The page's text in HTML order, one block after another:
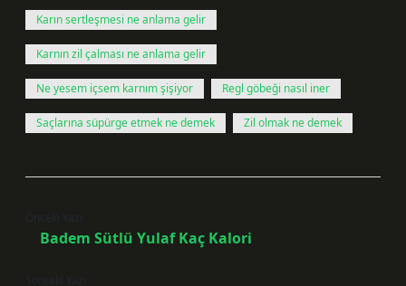
Karın sertleşmesi ne anlama gelir
Karnın zil çalması ne anlama gelir
Ne yesem içsem karnım şişiyor Regl göbeği nasıl iner
Saçlarına süpürge etmek ne demek Zil olmak ne demek
Önceki Yazı
Badem Sütlü Yulaf Kaç Kalori
Sonraki Yazı